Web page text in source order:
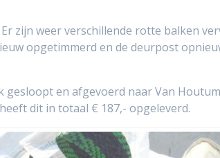
zijn weer verschillende rotte balken
opgetimmerd en de deurpost
en afgevoerd naar Van
dit in totaal € 187,- opgeleverd.